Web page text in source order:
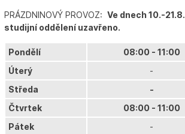
PRÁZDNINOVÝ PROVOZ: Ve dnech 10.-
studijní oddělení uzavřeno.
Pondělí 08:00 - 11:00
Úterý
-
Středa
-
Čtvrtek
08:00 - 11:00
Pátek
-